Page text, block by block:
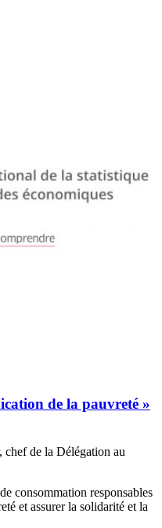
de la pauvreté »
de la Délégation au
consommation responsables
et assurer la solidarité et la